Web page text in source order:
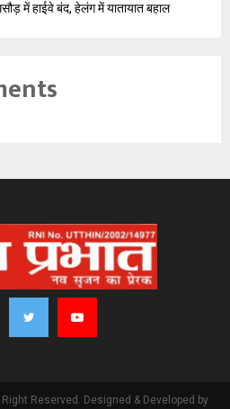
में हाईवे बंद, हेलंग में यातायात बहाल
Reserved. Designed & Developed by